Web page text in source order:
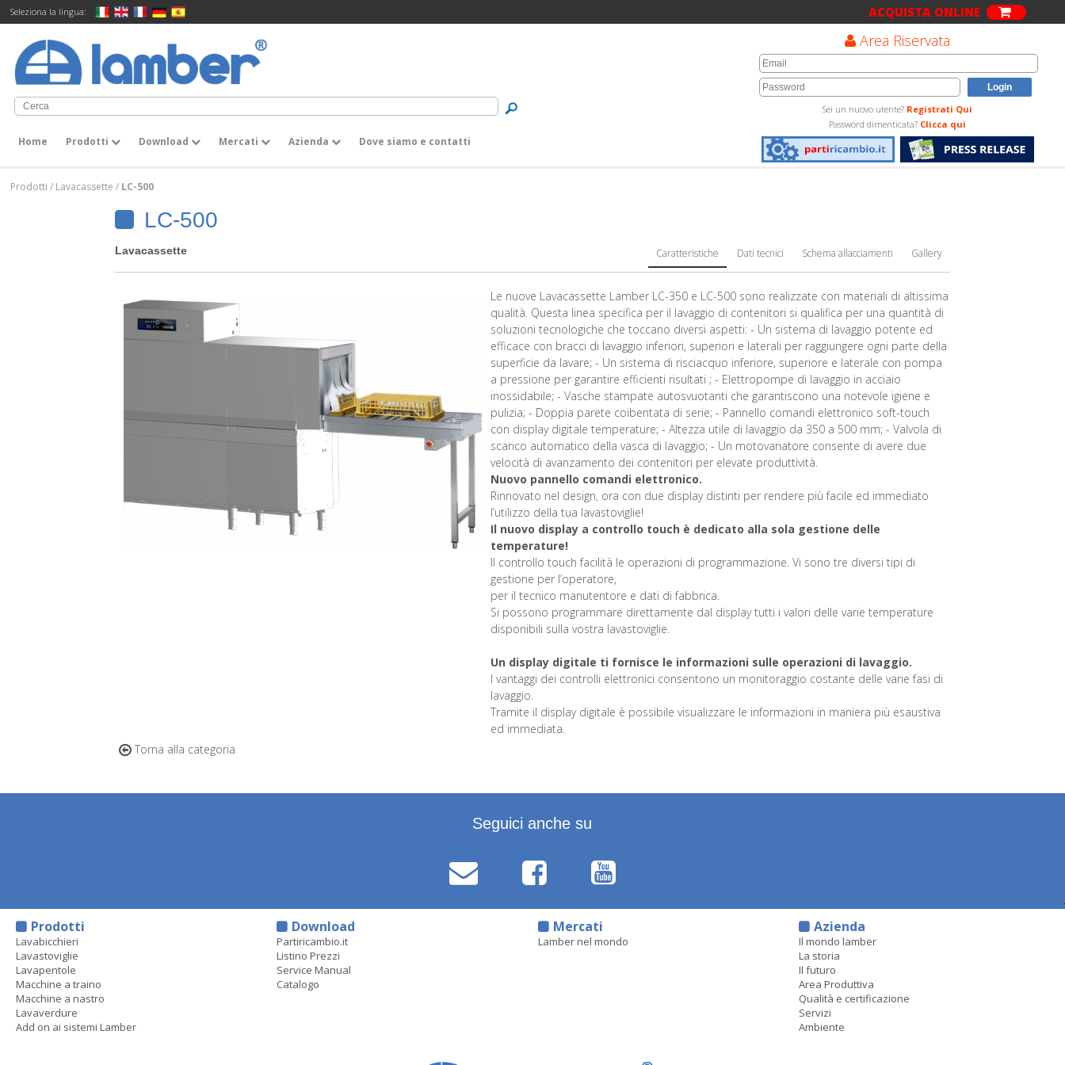
Seleziona la lingua: ACQUISTA ONLINE
Home Prodotti Download Mercati Azienda Dove siamo e contatti
Area Riservata
Sei un nuovo utente? Registrati Qui
Password dimenticata? Clicca qui
Prodotti/ Lavacassette/ LC-500
LC-500
Lavacassette Caratteristiche Dati tecnici Schema allacciamenti Gallery
Le nuove Lavacassette Lamber LC-350 e LC-500 sono realizzate con materiali di altissima
qualità. Questa linea specifica per il lavaggio di contenitori si qualifica per una quantità di
soluzioni tecnologiche che toccano diversi aspetti: - Un sistema di lavaggio potente ed
efficace con bracci di lavaggio inferiori, superiori e laterali per raggiungere ogni parte della
superficie da lavare; - Un sistema di risciacquo inferiore, superiore e laterale con pompa
a pressione per garantire efficienti risultati ; - Elettropompe di lavaggio in acciaio
inossidabile; - Vasche stampate autosvuotanti che garantiscono una notevole igiene e
pulizia; - Doppia parete coibentata di serie; - Pannello comandi elettronico soft-touch
con display digitale temperature; - Altezza utile di lavaggio da 350 a 500 mm; - Valvola di
scarico automatico della vasca di lavaggio; - Un motovariatore consente di avere due
velocità di avanzamento dei contenitori per elevate produttività.
Nuovo pannello comandi elettronico.
Rinnovato nel design, ora con due display distinti per rendere più facile ed immediato
l’utilizzo della tua lavastoviglie!
Il nuovo display a controllo touch è dedicato alla sola gestione delle
temperature!
Il controllo touch facilità le operazioni di programmazione. Vi sono tre diversi tipi di
gestione per l’operatore,
per il tecnico manutentore e dati di fabbrica.
Si possono programmare direttamente dal display tutti i valori delle varie temperature
disponibili sulla vostra lavastoviglie.
Un display digitale ti fornisce le informazioni sulle operazioni di lavaggio.
I vantaggi dei controlli elettronici consentono un monitoraggio costante delle varie fasi di
lavaggio.
Tramite il display digitale è possibile visualizzare le informazioni in maniera più esaustiva
ed immediata.
Torna alla categoria
Seguici anche su
Prodotti
Lavabicchieri
Lavastoviglie
Lavapentole
Macchine a traino
Macchine a nastro
Lavaverdure
Add on ai sistemi Lamber
Download
Partiricambio.it
Listino Prezzi
Service Manual
Catalogo
Mercati
Lamber nel mondo
Azienda
Il mondo lamber
La storia
Il futuro
Area Produttiva
Qualità e certificazione
Servizi
Ambiente